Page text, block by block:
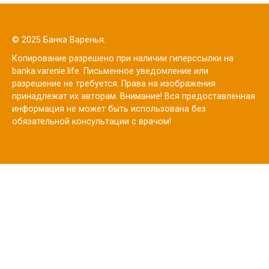
© 2025 Банка Варенья.
Копирование разрешено при наличии гиперссылки на
banka.varenie.life. Письменное уведомление или
разрешение не требуется. Права на изображения
принадлежат их авторам. Внимание! Вся предоставленная
информация не может быть использована без
обязательной консультации с врачом!